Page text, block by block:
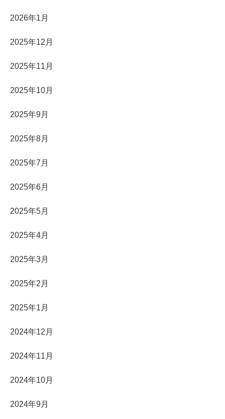
2026年1月
2025年12月
2025年11月
2025年10月
2025年9月
2025年8月
2025年7月
2025年6月
2025年5月
2025年4月
2025年3月
2025年2月
2025年1月
2024年12月
2024年11月
2024年10月
2024年9月